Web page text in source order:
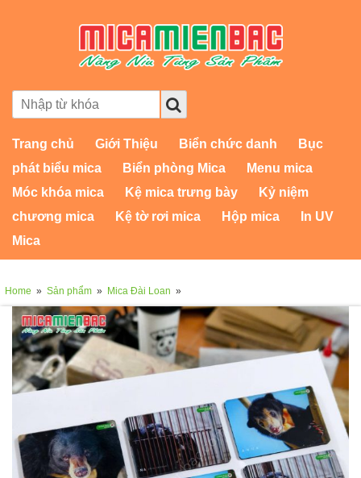
Trang chủ Giới Thiệu Biển chức danh
Bục
phát biểu mica
Biển phòng Mica
Menu mica
Móc khóa mica
Kệ mica trưng bày
Kỷ niệm
chương mica
Kệ tờ rơi mica Hộp mica
In UV
Mica
Home » Sản phẩm » Mica Đài Loan »